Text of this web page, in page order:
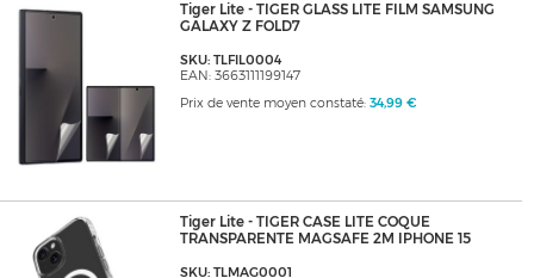
Tiger Lite - TIGER GLASS LITE FILM SAMSUNG
GALAXY Z FOLD7
SKU: TLFIL0004
EAN: 3663111199147
Prix de vente moyen constaté: 34,99 €
Tiger Lite - TIGER CASE LITE COQUE
TRANSPARENTE MAGSAFE 2M IPHONE 15
SKU: TLMAG0001